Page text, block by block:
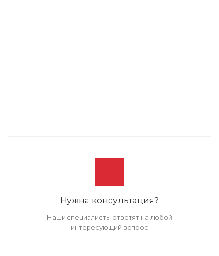
Нужна консультация?
Наши специалисты ответят на любой
интересующий вопрос